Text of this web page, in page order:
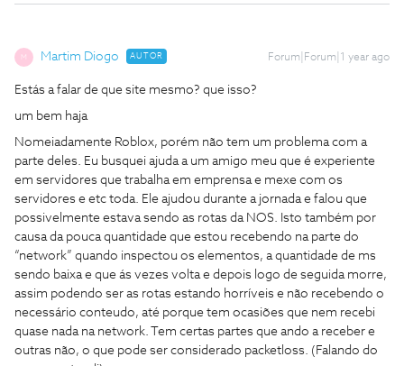
M Martim Diogo AUTOR Forum|Forum|1 year ago
Estás a falar de que site mesmo? que isso?
um bem haja
Nomeiadamente Roblox, porém não tem um problema com a
parte deles. Eu busquei ajuda a um amigo meu que é experiente
em servidores que trabalha em emprensa e mexe com os
servidores e etc toda. Ele ajudou durante a jornada e falou que
possivelmente estava sendo as rotas da NOS. Isto também por
causa da pouca quantidade que estou recebendo na parte do
“network” quando inspectou os elementos, a quantidade de ms
sendo baixa e que ás vezes volta e depois logo de seguida morre,
assim podendo ser as rotas estando horríveis e não recebendo o
necessário conteudo, até porque tem ocasiões que nem recebi
quase nada na network. Tem certas partes que ando a receber e
outras não, o que pode ser considerado packetloss. (Falando do